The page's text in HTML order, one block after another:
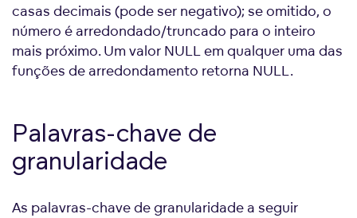
casas decimais (pode ser negativo); se omitido, o
número é arredondado/truncado para o inteiro
mais próximo. Um valor NULL em qualquer uma das
funções de arredondamento retorna NULL.
Palavras-chave de
granularidade
As palavras-chave de granularidade a seguir